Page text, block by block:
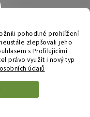
pohodlné prohlížení
zlepšovali jeho
s Profilujícími
právo využít i nový typ
údajů
práva vyhrazena.